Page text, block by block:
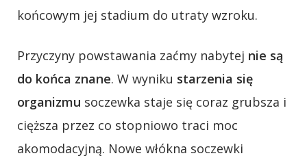
końcowym jej stadium do utraty wzroku.
Przyczyny powstawania zaćmy nabytej nie są
do końca znane. W wyniku starzenia się
organizmu soczewka staje się coraz grubsza i
cięższa przez co stopniowo traci moc
akomodacyjną. Nowe włókna soczewki